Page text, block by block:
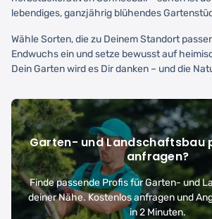
lebendiges, ganzjährig blühendes
Wähle Sorten, die zu Deinem Standort
Endwuchs ein und setze bewusst auf
Dein Garten wird es Dir danken – und die
Garten- und Landschaftsbau
anfragen?
Finde passende Profis für Garten- und
deiner Nähe. Kostenlos anfragen und
in 2 Minuten.